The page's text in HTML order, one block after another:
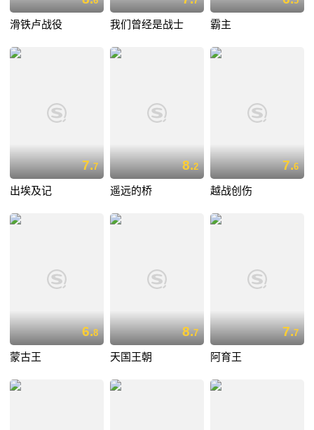
滑铁卢战役 我们曾经是战士 霸主
7.7
出埃及记
8.2
遥远的桥
7.6
越战创伤
6.8
蒙古王
8.7
天国王朝
7.7
阿育王